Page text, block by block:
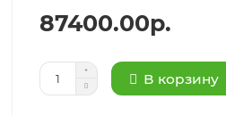
87400.00р.
В корзину